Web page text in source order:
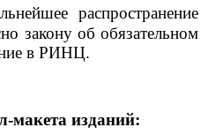
распространение
закону об обязательном
в РИНЦ.
макета изданий: